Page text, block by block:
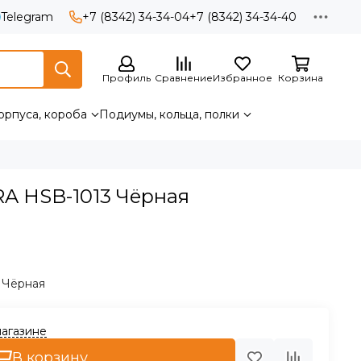
Telegram +7 (8342) 34-34-04+7 (8342) 34-34-40
Профиль СравнениеИзбранное Корзина
короба Подиумы, кольца, полки
HSB-1013 Чёрная
Чёрная